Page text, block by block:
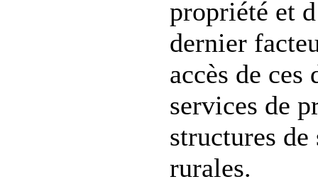
propriété et
dernier
accès de ces
services de
structures de
rurales.